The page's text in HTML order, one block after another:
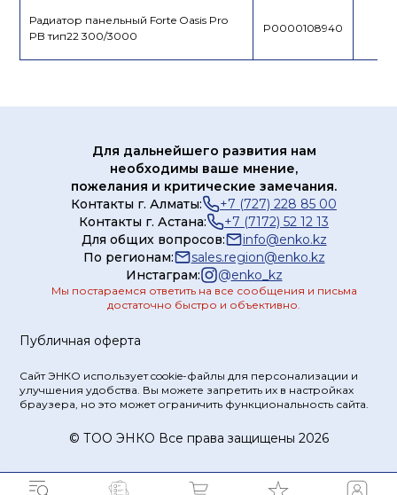
Радиатор панельный Forte Oasis Pro
PB тип22 300/3000
P0000108940
Публичная оферта
Сайт ЭНКО использует cookie-файлы для персонализации и
улучшения удобства. Вы можете запретить их в настройках
браузера, но это может ограничить функциональность сайта.
© ТOO ЭНКО Все права защищены 2026
Для дальнейшего развития нам
необходимы ваше мнение,
пожелания и критические замечания.
Контакты г. Алматы:
+7 (727) 228 85 00
Контакты г. Астана:
+7 (7172) 52 12 13
Для общих вопросов:
info@enko.kz
По регионам:
sales.region@enko.kz
Инстаграм:
@enko_kz
Мы постараемся ответить на все сообщения и письма
достаточно быстро и объективно.